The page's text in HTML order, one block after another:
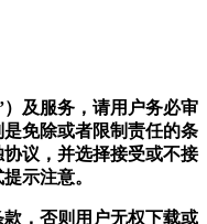
及服务，请用户务必审
免除或者限制责任的条
议，并选择接受或不接
示注意。
，否则用户无权下载或